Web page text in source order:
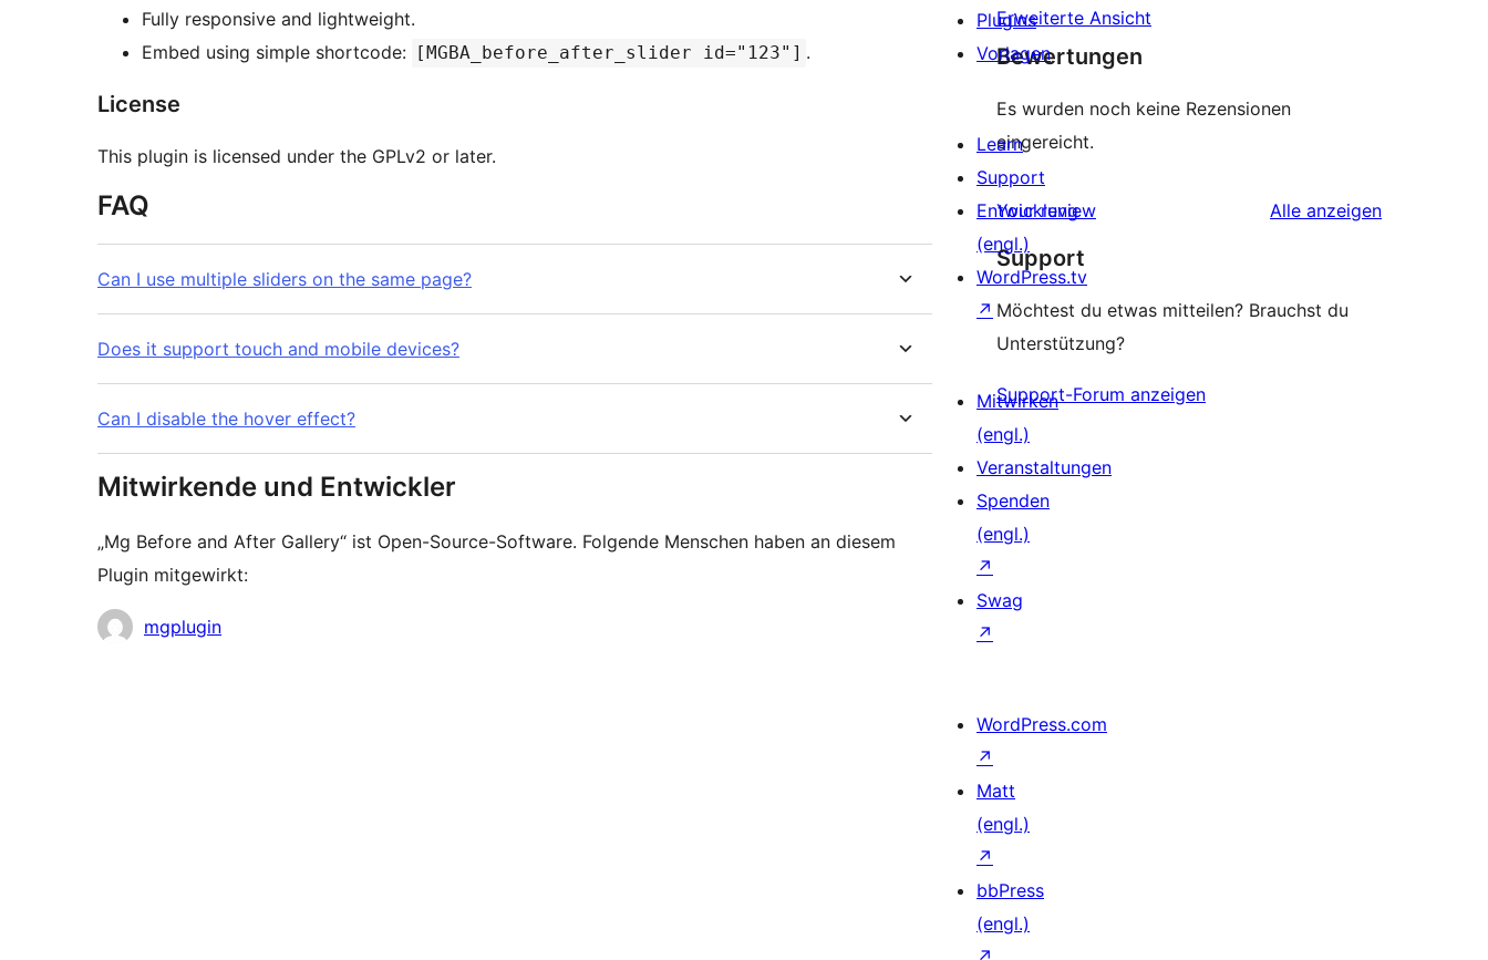
Fully responsive and lightweight.
Embed using simple shortcode:
[MGBA_before_after_slider id="123"] .
License
This plugin is licensed under the GPLv2 or later.
FAQ
Can I use multiple sliders on the same page?
Does it support touch and mobile devices?
Can I disable the hover effect?
Mitwirkende und Entwickler
„Mg Before and After Gallery“ ist Open-Source-Software. Folgende Menschen haben an diesem
Plugin mitgewirkt:
Mitwirkende
mgplugin
Erweiterte Ansicht
Bewertungen
Es wurden noch keine Rezensionen
eingereicht.
Your review Alle Rezensionen
anzeigen
Support
Möchtest du etwas mitteilen? Brauchst du
Unterstützung?
Support-Forum anzeigen
Plugins
Vorlagen
Learn
Support
Entwicklung
(engl.)
WordPress.tv
↗
Mitwirken
(engl.)
Veranstaltungen
Spenden
(engl.)
↗
Swag
↗
WordPress.com
↗
Matt
(engl.)
↗
bbPress
(engl.)